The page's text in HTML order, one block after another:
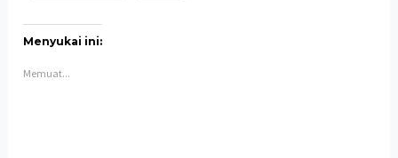
Menyukai ini:
Memuat...